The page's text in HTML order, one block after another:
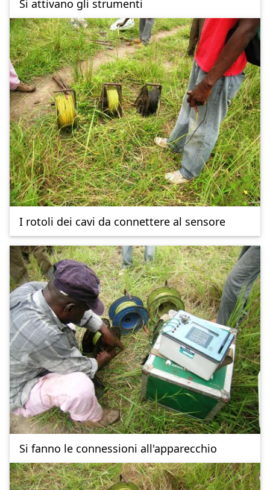
Si attivano gli strumenti
I rotoli dei cavi da connettere al sensore
Si fanno le connessioni all'apparecchio